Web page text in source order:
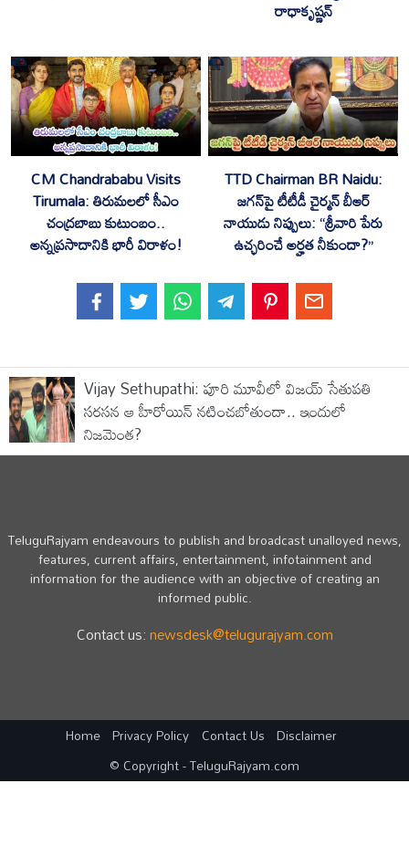
రాధాకృష్ణన్
CM Chandrababu Visits
Tirumala: తిరుమలలో సీఎం
చంద్రబాబు కుటుంబం..
అన్నప్రసాదానికి భారీ విరాళం!
TTD Chairman BR Naidu:
జగన్‌పై టీటీడీ చైర్మన్ బీఆర్
నాయుడు నిప్పులు: “శ్రీవారి పేరు
ఉచ్ఛరించే అర్హత నీకుందా?”
Vijay Sethupathi: పూరి మూవీలో విజయ్ సేతుపతి
సరసన ఆ హీరోయిన్ నటించబోతుందా.. ఇందులో
నిజమెంత?
TeluguRajyam endeavours to publish and broadcast unalloyed news,
features, current affairs, entertainment, infotainment and
information for the audience with an objective of creating an
informed public.
Contact us:newsdesk@telugurajyam.com
Home Privacy Policy Contact Us Disclaimer
© Copyright - TeluguRajyam.com